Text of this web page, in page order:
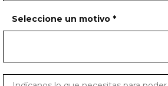
Seleccione un motivo *